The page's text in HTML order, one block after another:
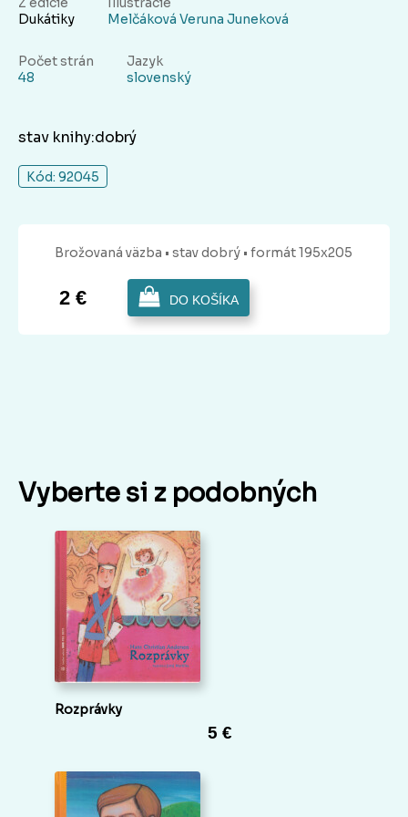
Dukátiky
Melčáková Veruna Juneková
Počet strán
48
Jazyk
slovenský
stav knihy:dobrý
Kód: 92045
Brožovaná väzba • stav dobrý • formát 195x205
2 € DO KOŠÍKA
Vyberte si z podobných
Rozprávky
5 €